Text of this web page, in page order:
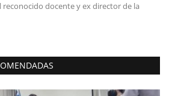
reconocido docente y ex director de la